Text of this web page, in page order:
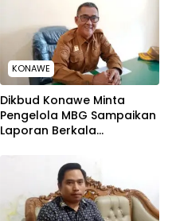
KONAWE
Dikbud Konawe Minta
Pengelola MBG Sampaikan
Laporan Berkala
Makan Bergizi Gratis